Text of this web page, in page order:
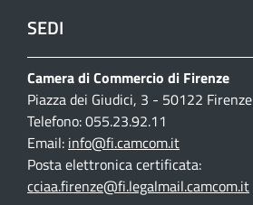
SEDI
Camera di Commercio di Firenze
Piazza dei Giudici, 3 - 50122 Firenze
Telefono: 055.23.92.11
Email: info@fi.camcom.it
Posta elettronica certificata:
cciaa.firenze@fi.legalmail.camcom.it